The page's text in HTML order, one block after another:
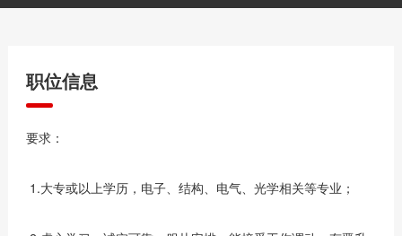
职位信息
要求：
1.大专或以上学历，电子、结构、电气、光学相关等专业；